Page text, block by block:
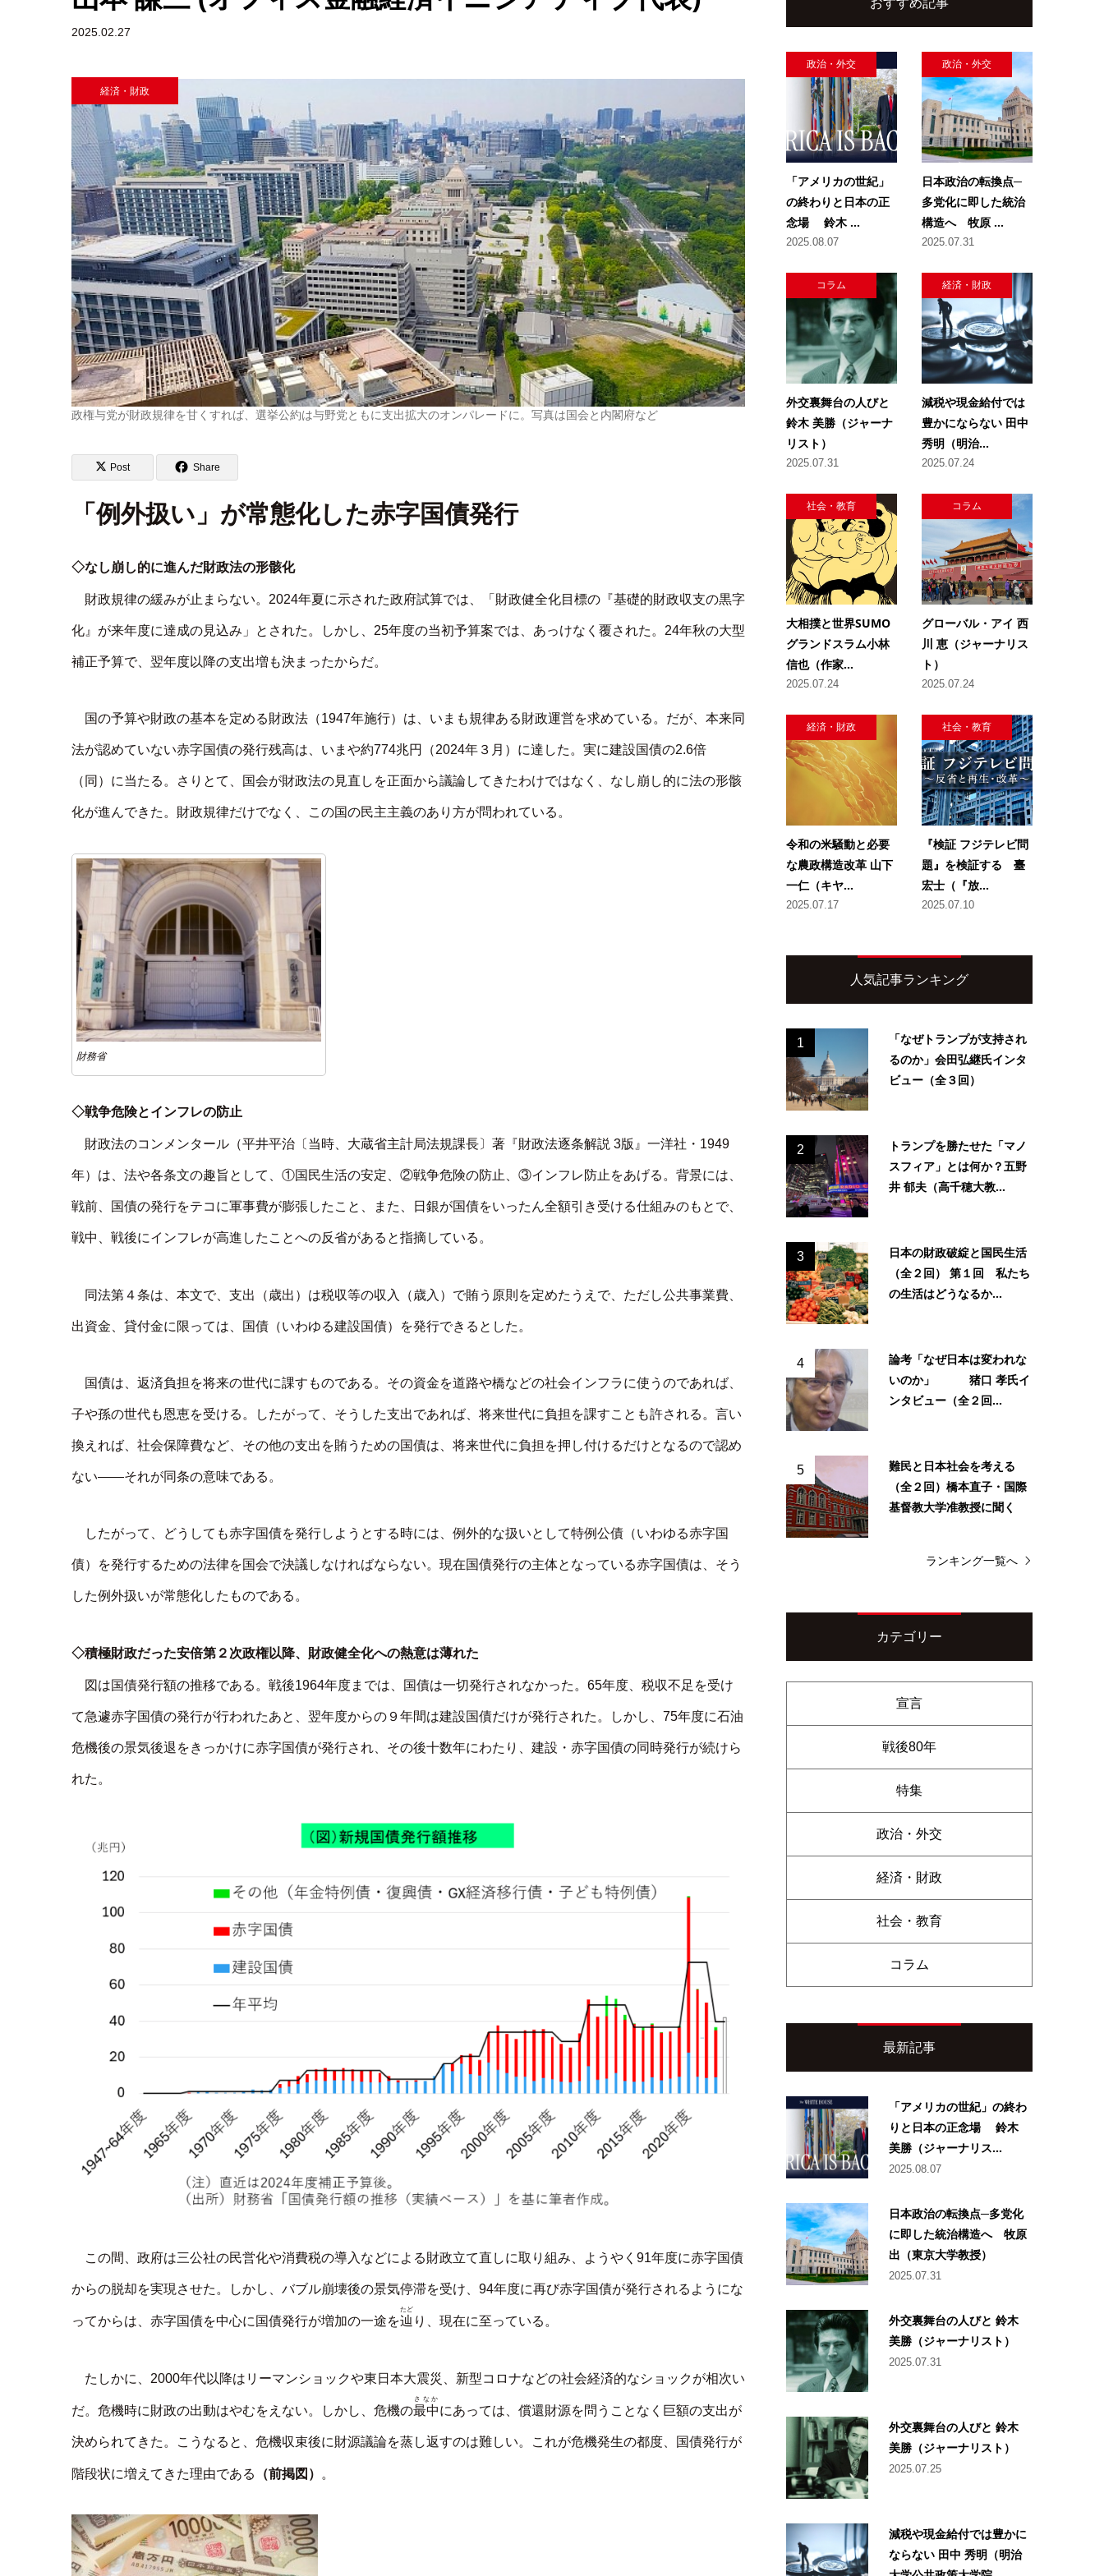
2025.02.27
政権与党が財政規律を甘くすれば、選挙公約は与野党ともに支出拡大のオンパレードに。写真は国会と内閣府など
経済・財政
Post Share
「例外扱い」が常態化した赤字国債発行
◇なし崩し的に進んだ財政法の形骸化
財政規律の緩みが止まらない。2024年夏に示された政府試算では、「財政健全化目標の『基礎的財政収支の黒字
化』が来年度に達成の見込み」とされた。しかし、25年度の当初予算案では、あっけなく覆された。24年秋の大型
補正予算で、翌年度以降の支出増も決まったからだ。
国の予算や財政の基本を定める財政法（1947年施行）は、いまも規律ある財政運営を求めている。だが、本来同
法が認めていない赤字国債の発行残高は、いまや約774兆円（2024年３月）に達した。実に建設国債の2.6倍
（同）に当たる。さりとて、国会が財政法の見直しを正面から議論してきたわけではなく、なし崩し的に法の形骸
化が進んできた。財政規律だけでなく、この国の民主主義のあり方が問われている。
財務省
◇戦争危険とインフレの防止
財政法のコンメンタール（平井平治〔当時、大蔵省主計局法規課長〕著『財政法逐条解説 3版』一洋社・1949
年）は、法や各条文の趣旨として、①国民生活の安定、②戦争危険の防止、③インフレ防止をあげる。背景には、
戦前、国債の発行をテコに軍事費が膨張したこと、また、日銀が国債をいったん全額引き受ける仕組みのもとで、
戦中、戦後にインフレが高進したことへの反省があると指摘している。
同法第４条は、本文で、支出（歳出）は税収等の収入（歳入）で賄う原則を定めたうえで、ただし公共事業費、
出資金、貸付金に限っては、国債（いわゆる建設国債）を発行できるとした。
国債は、返済負担を将来の世代に課すものである。その資金を道路や橋などの社会インフラに使うのであれば、
子や孫の世代も恩恵を受ける。したがって、そうした支出であれば、将来世代に負担を課すことも許される。言い
換えれば、社会保障費など、その他の支出を賄うための国債は、将来世代に負担を押し付けるだけとなるので認め
ない――それが同条の意味である。
したがって、どうしても赤字国債を発行しようとする時には、例外的な扱いとして特例公債（いわゆる赤字国
債）を発行するための法律を国会で決議しなければならない。現在国債発行の主体となっている赤字国債は、そう
した例外扱いが常態化したものである。
◇積極財政だった安倍第２次政権以降、財政健全化への熱意は薄れた
図は国債発行額の推移である。戦後1964年度までは、国債は一切発行されなかった。65年度、税収不足を受け
て急遽赤字国債の発行が行われたあと、翌年度からの９年間は建設国債だけが発行された。しかし、75年度に石油
危機後の景気後退をきっかけに赤字国債が発行され、その後十数年にわたり、建設・赤字国債の同時発行が続けら
れた。
この間、政府は三公社の民営化や消費税の導入などによる財政立て直しに取り組み、ようやく91年度に赤字国債
からの脱却を実現させた。しかし、バブル崩壊後の景気停滞を受け、94年度に再び赤字国債が発行されるようにな
ってからは、赤字国債を中心に国債発行が増加の一途を辿
たど
り、現在に至っている。
たしかに、2000年代以降はリーマンショックや東日本大震災、新型コロナなどの社会経済的なショックが相次い
だ。危機時に財政の出動はやむをえない。しかし、危機の最中
さなか
にあっては、償還財源を問うことなく巨額の支出が
決められてきた。こうなると、危機収束後に財源議論を蒸し返すのは難しい。これが危機発生の都度、国債発行が
階段状に増えてきた理由である （前掲図） 。
政治・外交
「アメリカの世紀」
の終わりと日本の正
念場 鈴木 ...
2025.08.07
政治・外交
日本政治の転換点─
多党化に即した統治
構造へ 牧原 ...
2025.07.31
コラム
外交裏舞台の人びと
鈴木 美勝（ジャーナ
リスト）
2025.07.31
経済・財政
減税や現金給付では
豊かにならない 田中
秀明（明治...
2025.07.24
社会・教育
大相撲と世界SUMO
グランドスラム小林
信也（作家...
2025.07.24
コラム
グローバル・アイ 西
川 恵（ジャーナリス
ト）
2025.07.24
経済・財政
令和の米騒動と必要
な農政構造改革 山下
一仁（キヤ...
2025.07.17
社会・教育
『検証 フジテレビ問
題』を検証する 臺
宏士（『放...
2025.07.10
人気記事ランキング
1
「なぜトランプが支持され
るのか」会田弘継氏インタ
ビュー（全３回）
2
トランプを勝たせた「マノ
スフィア」とは何か？五野
井 郁夫（高千穂大教...
3
日本の財政破綻と国民生活
（全２回） 第１回 私たち
の生活はどうなるか...
4
論考「なぜ日本は変われな
いのか」 猪口 孝氏イ
ンタビュー（全２回...
5
難民と日本社会を考える
（全２回）橋本直子・国際
基督教大学准教授に聞く
ランキング一覧へ
カテゴリー
宣言
戦後80年
特集
政治・外交
経済・財政
社会・教育
コラム
最新記事
「アメリカの世紀」の終わ
りと日本の正念場 鈴木
美勝（ジャーナリス...
2025.08.07
日本政治の転換点─多党化
に即した統治構造へ 牧原
出（東京大学教授）
2025.07.31
外交裏舞台の人びと 鈴木
美勝（ジャーナリスト）
2025.07.31
外交裏舞台の人びと 鈴木
美勝（ジャーナリスト）
2025.07.25
減税や現金給付では豊かに
ならない 田中 秀明（明治